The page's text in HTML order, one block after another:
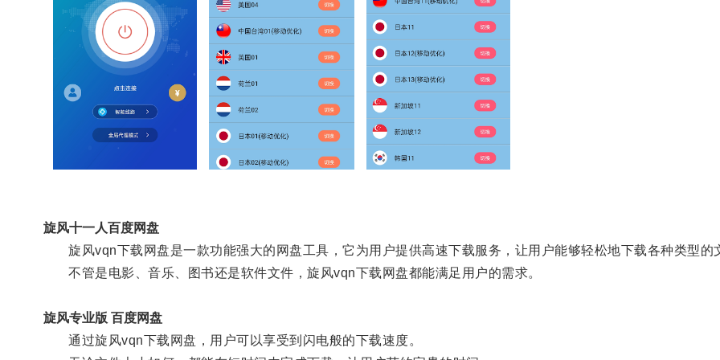
旋风十一人百度网盘
旋风vqn下载网盘是一款功能强大的网盘工具，它为用户提供高速下载服务，让用户能够轻松地下载各种类型的
不管是电影、音乐、图书还是软件文件，旋风vqn下载网盘都能满足用户的需求。
旋风专业版 百度网盘
通过旋风vqn下载网盘，用户可以享受到闪电般的下载速度。